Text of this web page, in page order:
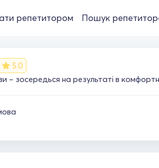
репетитором Пошук
5.0
– зосередься на результаті в